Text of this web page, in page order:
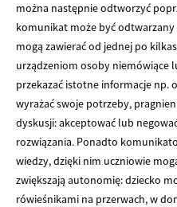
można następnie odtworzyć
komunikat może być
mogą zawierać od jednej po
urządzeniom osoby niemówiące
przekazać istotne informacje np.
wyrażać swoje potrzeby,
dyskusji: akceptować lub
rozwiązania. Ponadto
wiedzy, dzięki nim uczniowie
zwiększają autonomię: dziecko
rówieśnikami na przerwach, w